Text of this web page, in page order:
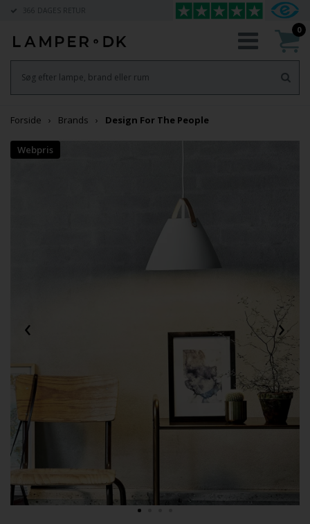
366 DAGES RETUR
0
Forside Brands Design For The People
‹ ›